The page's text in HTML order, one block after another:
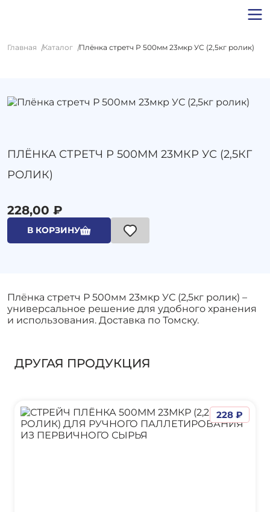
Главная Каталог Плёнка стретч Р 500мм 23мкр УС (2,5кг ролик)
ПЛЁНКА СТРЕТЧ Р 500ММ 23МКР УС (2,5КГ
РОЛИК)
228,00 ₽
В КОРЗИНУ
Плёнка стретч Р 500мм 23мкр УС (2,5кг ролик) –
универсальное решение для удобного хранения
и использования. Доставка по Томску.
ДРУГАЯ ПРОДУКЦИЯ
228 ₽